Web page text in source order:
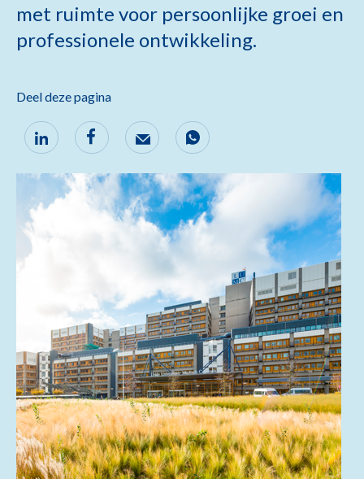
met ruimte voor persoonlijke groei en
professionele ontwikkeling.
Deel deze pagina